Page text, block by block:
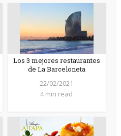
Los 3 mejores restaurantes
de La Barceloneta
22/02/2021
4 min read